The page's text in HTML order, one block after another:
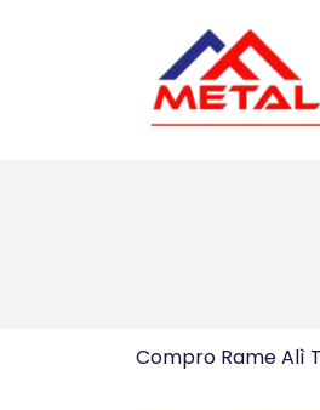
Compro Rame Alì